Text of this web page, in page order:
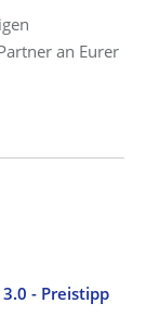
an Eurer
- Preistipp